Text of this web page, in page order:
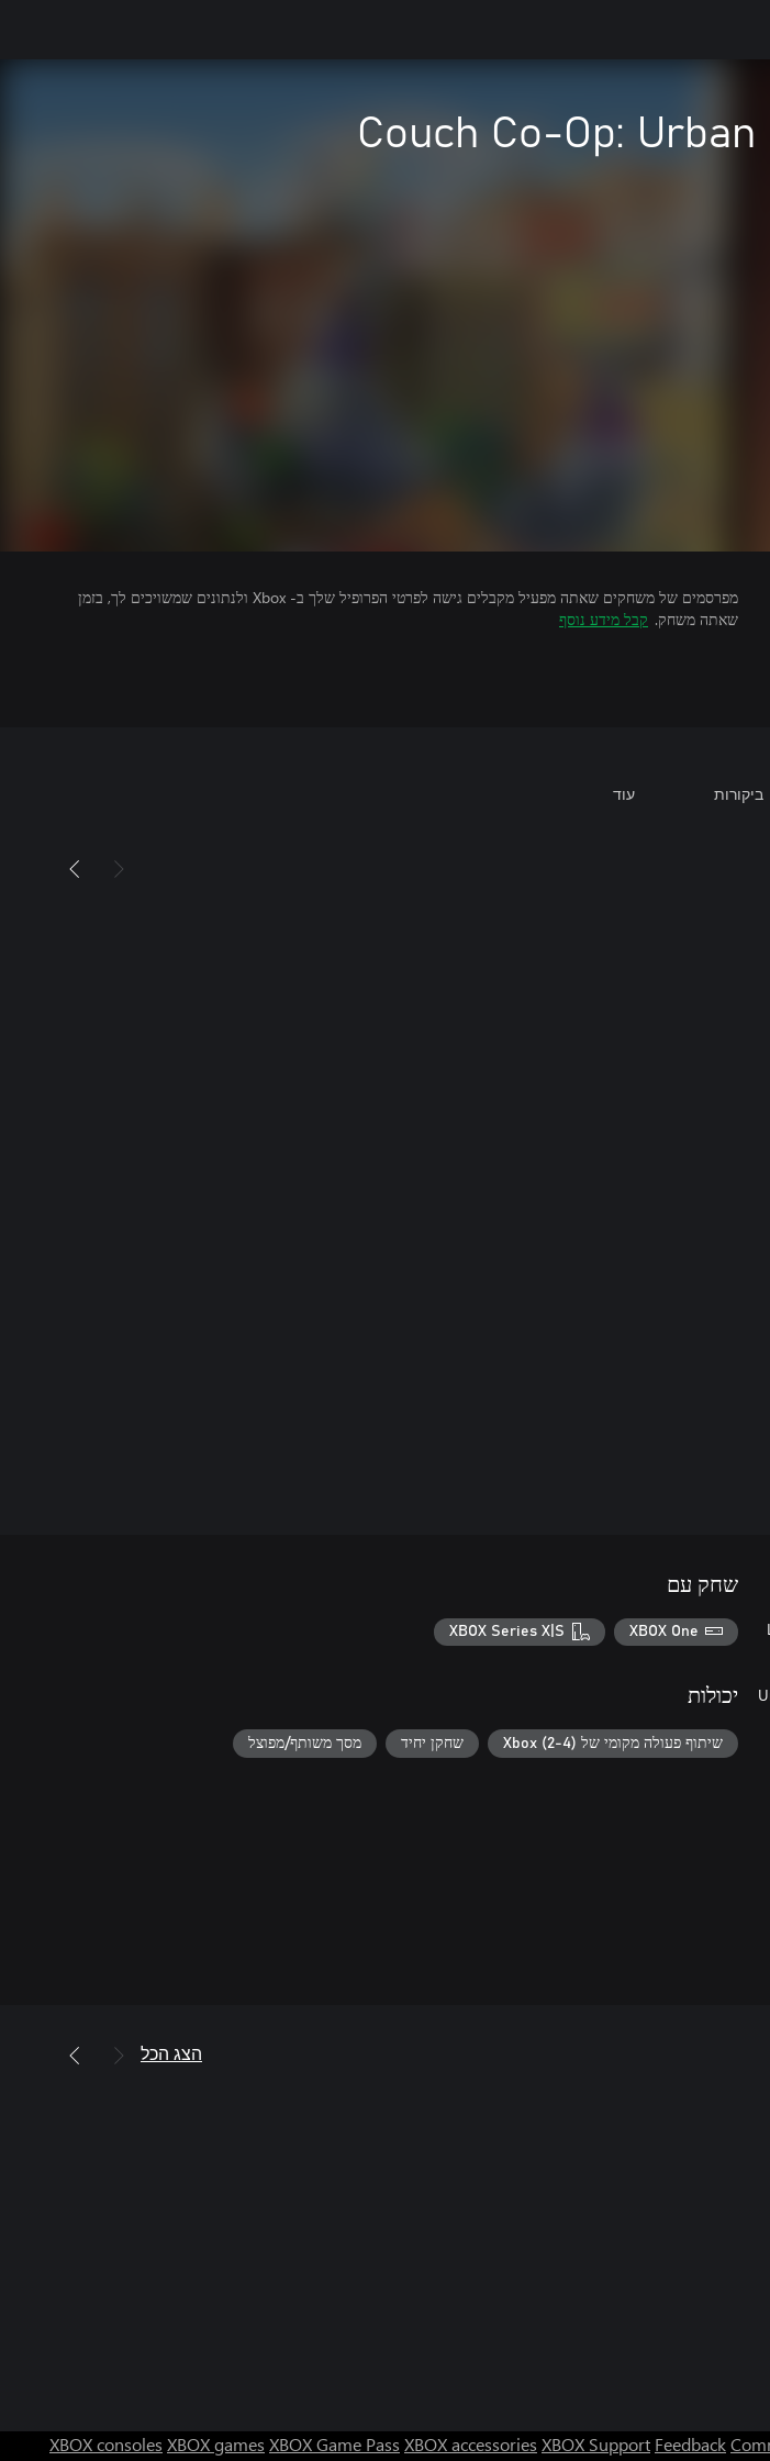
Couch Co-Op:
מפרסמים של משחקים שאתה מפעיל מקבלים גישה לפרטי הפרופיל שלך ב- Xbox ולנתונים שמשויכים לך, בזמן
שאתה משחק. קבל מידע נוסף
ביקורות עוד
-
שחק עם
XBOX One
XBOX Series X|S
יכולות
שיתוף פעולה מקומי של Xbox (2-4) שחקן יחיד מסך משותף/מפוצל
הצג הכל
XBOX consoles XBOX games XBOX Game Pass XBOX accessories XBOX Support Feedback